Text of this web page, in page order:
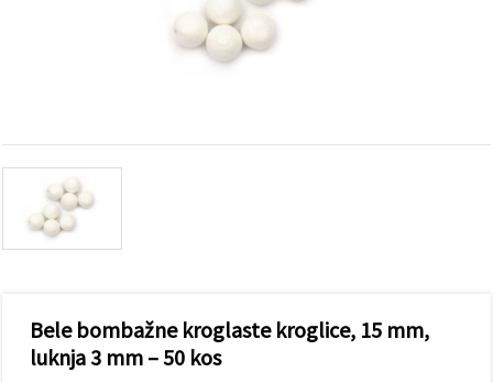
promet in
prikazujemo
ustreznejše
vsebine in
oglase, tudi
s pomočjo
naših
S klikom na
»Sprejmi
vse!« se
Bele bombažne kroglaste kroglice, 15 mm,
luknja 3 mm – 50 kos